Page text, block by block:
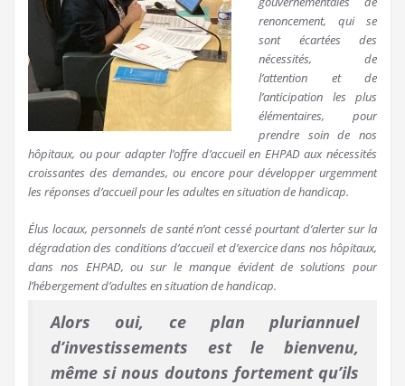
renoncement, qui se
sont écartées des
nécessités, de
l’attention et de
l’anticipation les plus
élémentaires, pour
prendre soin de nos
hôpitaux, ou pour adapter l’offre d’accueil en EHPAD aux nécessités
croissantes des demandes, ou encore pour développer urgemment
les réponses d’accueil pour les adultes en situation de handicap.
Élus locaux, personnels de santé n’ont cessé pourtant d’alerter sur la
dégradation des conditions d’accueil et d’exercice dans nos hôpitaux,
dans nos EHPAD, ou sur le manque évident de solutions pour
l’hébergement d’adultes en situation de handicap.
Alors oui, ce plan pluriannuel
d’investissements est le bienvenu,
même si nous doutons fortement qu’ils